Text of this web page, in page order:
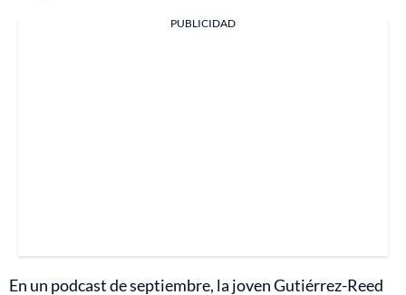
PUBLICIDAD
En un podcast de septiembre, la joven Gutiérrez-Reed